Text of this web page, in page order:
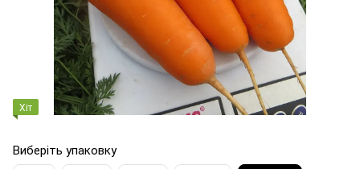
Хіт
Виберіть упаковку